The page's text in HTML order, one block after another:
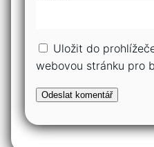
Uložit do
webovou stránku pro